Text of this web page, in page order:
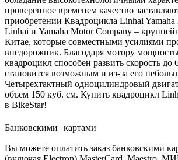
проверенное временем качество
приобретении Квадроцикла Linhai Yamaha
Linhai и Yamaha Motor Company –
Китае, которые совместными усилиями
внедорожник. Благодаря мотору
квадроцикл способен развить скорость до
становится возможным и из-за его
Четырехтактный одноцилиндровый
объем 150 куб. см. Купить квадроцикл
в BikeStar!
Банковскими картами
Вы можете оплатить заказ банковскими